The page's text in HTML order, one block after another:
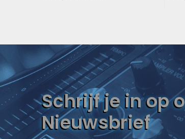
Schrijf je in op
Nieuwsbrief